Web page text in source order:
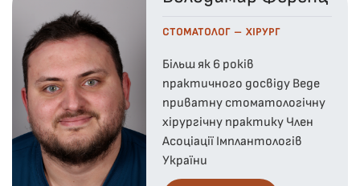
СТОМАТОЛОГ – ХІРУРГ
Більш як 6 років
практичного досвіду Веде
приватну стоматологічну
хірургічну практику Член
Асоціації Імплантологів
України